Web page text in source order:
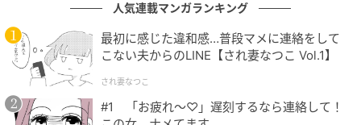
親知らずを抜かないといけないと思っていたので、レ
ントゲンの写真を見せてもらった時びっくりしまし
た。同時に「今は抜かなくて良い」と言われたので安
心しました。
人気連載マンガランキング
最初に感じた違和感…普段マメに連絡をして
こない夫からのLINE【され妻なつこ Vol.1】
され妻なつこ
#1 「お疲れ〜♡」遅刻するなら連絡して！